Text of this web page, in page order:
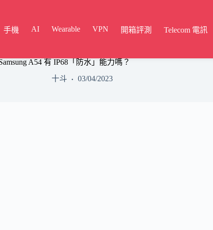
手機 AI Wearable VPN 開箱評測 Telecom 電訊
A54 有 IP68「防水」能力嗎？
十斗
03/04/2023